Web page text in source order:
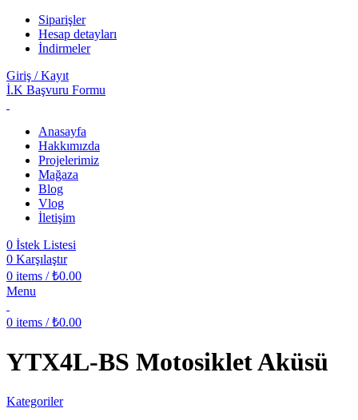
Siparişler
Hesap detayları
İndirmeler
Giriş / Kayıt
İ.K Başvuru Formu
Anasayfa
Hakkımızda
Projelerimiz
Mağaza
Blog
Vlog
İletişim
0 İstek Listesi
0 Karşılaştır
0 items / ₺0.00
Menu
0 items / ₺0.00
YTX4L-BS Motosiklet Aküsü
Kategoriler